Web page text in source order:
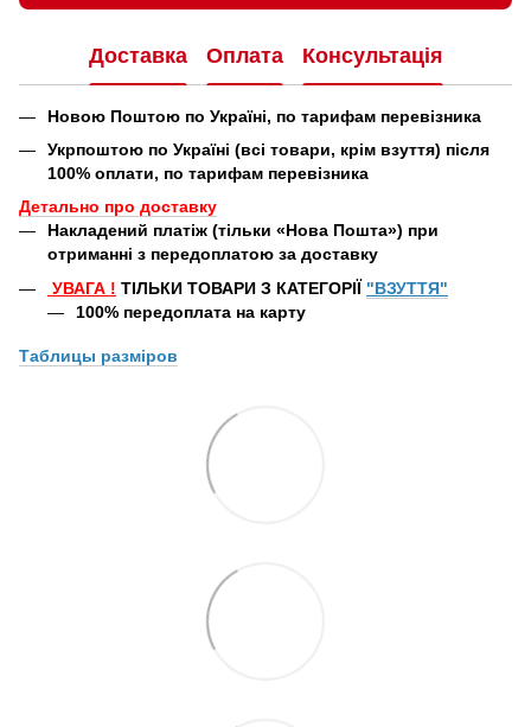
Доставка Оплата Консультація
Новою Поштою по Україні, по тарифам перевізника
Укрпоштою по Україні (всі товари, крім взуття) після
100% оплати, по тарифам перевізника
Детально про доставку
Накладений платіж (тільки «Нова Пошта») при
отриманні з передоплатою за доставку
УВАГА ! ТІЛЬКИ ТОВАРИ З КАТЕГОРІЇ "ВЗУТТЯ"
100% передоплата на карту
Таблицы разміров